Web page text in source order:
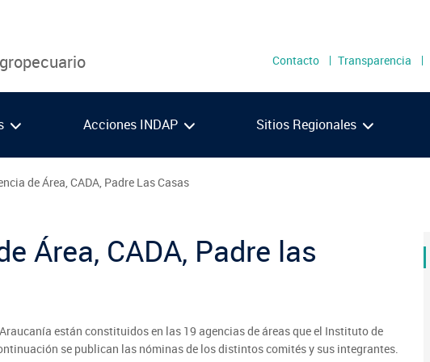
Menú
secundario
Contacto Transparencia
Acciones INDAP Sitios Regionales
Metropolitana
Maule
Ñuble
VIDEOS PODCAST
de Área, CADA, Padre Las Casas
Área, CADA, Padre las
están constituidos en las 19 agencias de áreas que el Instituto de
se publican las nóminas de los distintos comités y sus integrantes.